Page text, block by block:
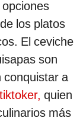
los platos
El ceviche
son
conquistar a
tiktoker, quien
más